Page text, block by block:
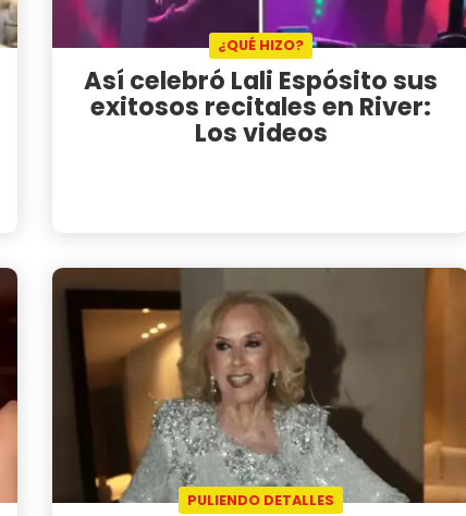
¿QUÉ HIZO?
Así celebró Lali Espósito sus
exitosos recitales en River:
Los videos
PULIENDO DETALLES